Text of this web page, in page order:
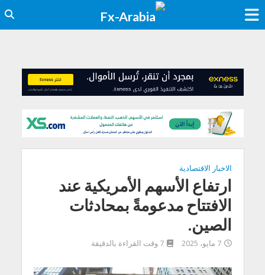
الاخبار الاقتصادية
ارتفاع الأسهم الأمريكية عند
الافتتاح مدعومةً بمحادثات
الصين.
7 مايو، 2025 7 وقت القراءة بالدقيقة